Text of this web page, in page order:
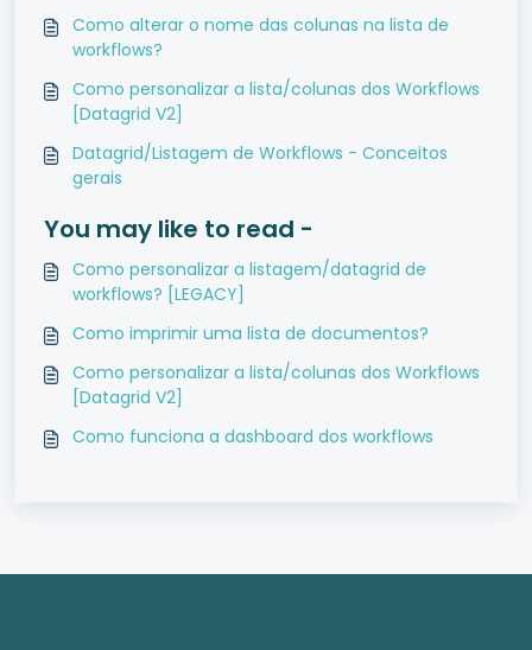
Como alterar o nome das colunas na lista de
workflows?
Como personalizar a lista/colunas dos Workflows
[Datagrid V2]
Datagrid/Listagem de Workflows - Conceitos
gerais
You may like to read -
Como personalizar a listagem/datagrid de
workflows? [LEGACY]
Como imprimir uma lista de documentos?
Como personalizar a lista/colunas dos Workflows
[Datagrid V2]
Como funciona a dashboard dos workflows